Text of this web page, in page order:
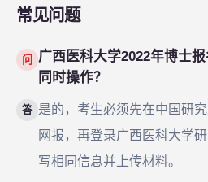
常见问题
问
广西医科大学2022年博士
同时操作？
答 是的，考生必须先在中国研
网报，再登录广西医科大学
写相同信息并上传材料。